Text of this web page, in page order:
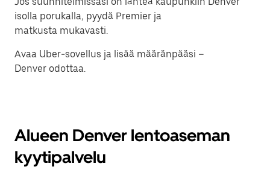
isolla porukalla, pyydä Premier ja
matkusta mukavasti.
Avaa Uber-sovellus ja lisää määränpääsi –
Denver odottaa.
Alueen Denver lentoaseman
kyytipalvelu